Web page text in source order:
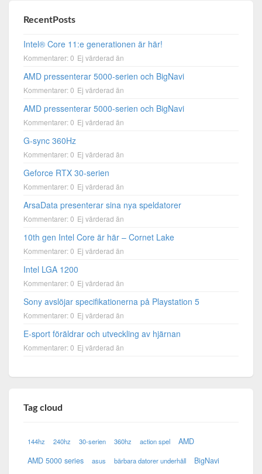
RecentPosts
Intel® Core 11:e generationen är här!
Kommentarer: 0 Ej värderad än
AMD pressenterar 5000-serien och BigNavi
Kommentarer: 0 Ej värderad än
AMD pressenterar 5000-serien och BigNavi
Kommentarer: 0 Ej värderad än
G-sync 360Hz
Kommentarer: 0 Ej värderad än
Geforce RTX 30-serien
Kommentarer: 0 Ej värderad än
ArsaData presenterar sina nya speldatorer
Kommentarer: 0 Ej värderad än
10th gen Intel Core är här – Cornet Lake
Kommentarer: 0 Ej värderad än
Intel LGA 1200
Kommentarer: 0 Ej värderad än
Sony avslöjar specifikationerna på Playstation 5
Kommentarer: 0 Ej värderad än
E-sport föräldrar och utveckling av hjärnan
Kommentarer: 0 Ej värderad än
Tag cloud
144hz 240hz 30-serien 360hz action spel
AMD
AMD 5000 series
asus bärbara datorer underhåll BigNavi